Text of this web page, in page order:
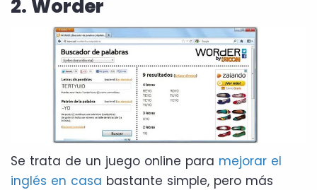
2. Worder
Se trata de un juego online para mejorar el
inglés en casa bastante simple, pero más